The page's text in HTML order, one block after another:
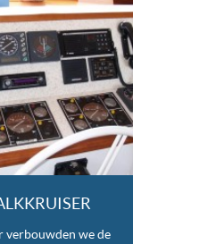
verbouwden we de